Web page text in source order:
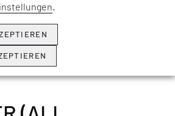
ALS PDF DOWNLOADEN
.